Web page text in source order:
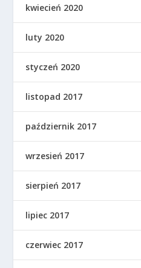
kwiecień 2020
luty 2020
styczeń 2020
listopad 2017
październik 2017
wrzesień 2017
sierpień 2017
lipiec 2017
czerwiec 2017